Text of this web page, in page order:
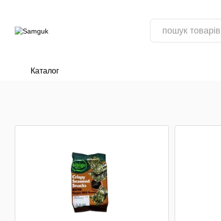
Каталог